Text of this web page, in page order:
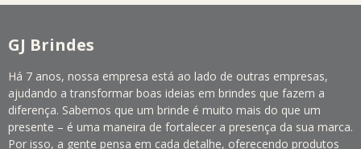
GJ Brindes
Há 7 anos, nossa empresa está ao lado de outras empresas,
ajudando a transformar boas ideias em brindes que fazem a
diferença. Sabemos que um brinde é muito mais do que um
presente – é uma maneira de fortalecer a presença da sua marca.
Por isso, a gente pensa em cada detalhe, oferecendo produtos